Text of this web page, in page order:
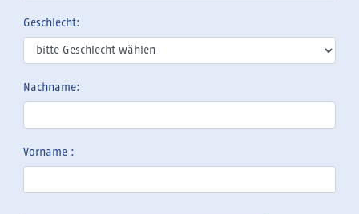
Geschlecht:
Nachname:
Vorname :